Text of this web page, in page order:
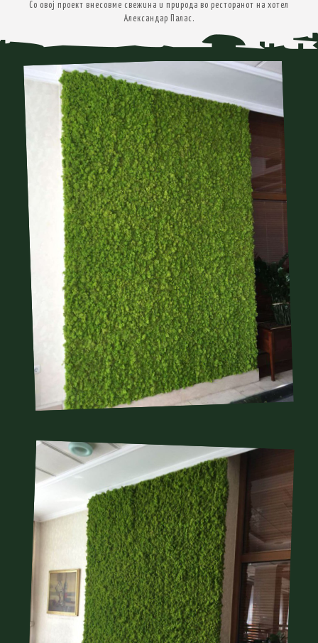
Со овој проект внесовме свежина и природа во ресторанот на хотел
Александар Палас.